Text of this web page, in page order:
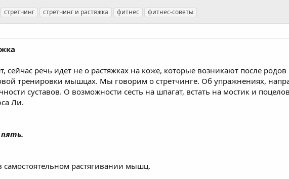
стретчинг стретчинг и растяжка фитнес фитнес-советы
сейчас речь идет не о растяжках на коже, которые возникают после
тренировки мышцах. Мы говорим о стретчинге. Об упражнениях,
суставов. О возможности сесть на шпагат, встать на мостик и
Ли.
самостоятельном растягивании мышц.